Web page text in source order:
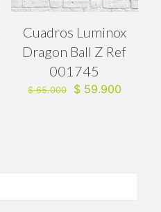
Cuadros Luminox
Dragon Ball Z Ref
001745
$65.000
El
$59.900El